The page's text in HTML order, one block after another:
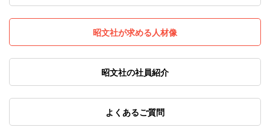
昭文社が求める人材像
昭文社の社員紹介
よくあるご質問